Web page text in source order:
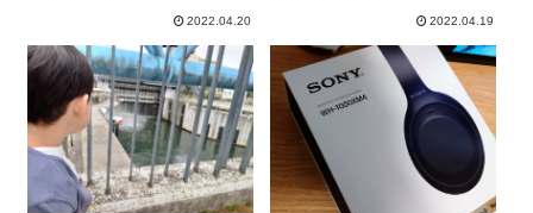
2022.04.20 2022.04.19